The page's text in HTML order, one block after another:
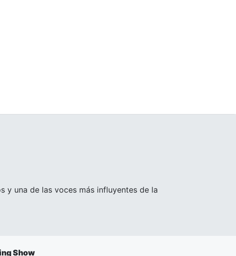
y una de las voces más influyentes de la
Show